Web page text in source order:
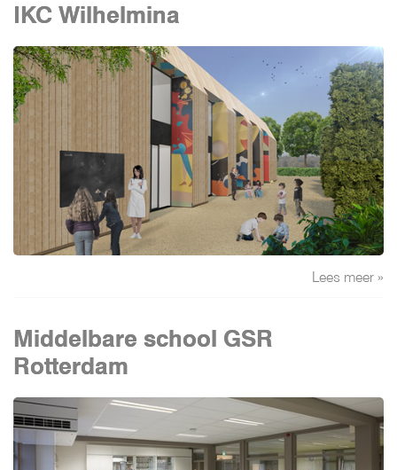
IKC Wilhelmina
Lees meer »
Middelbare school GSR
Rotterdam